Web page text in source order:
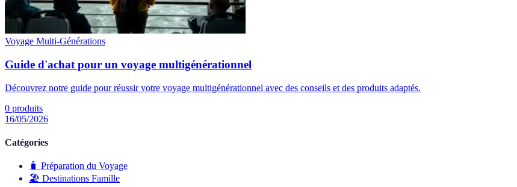
Voyage Multi-Générations
Guide d'achat pour un voyage multigénérationnel
Découvrez notre guide pour réussir votre voyage multigénérationnel avec des conseils et des produits adaptés.
0 produits
16/05/2026
Catégories
🧳 Préparation du Voyage
🏖️ Destinations Famille